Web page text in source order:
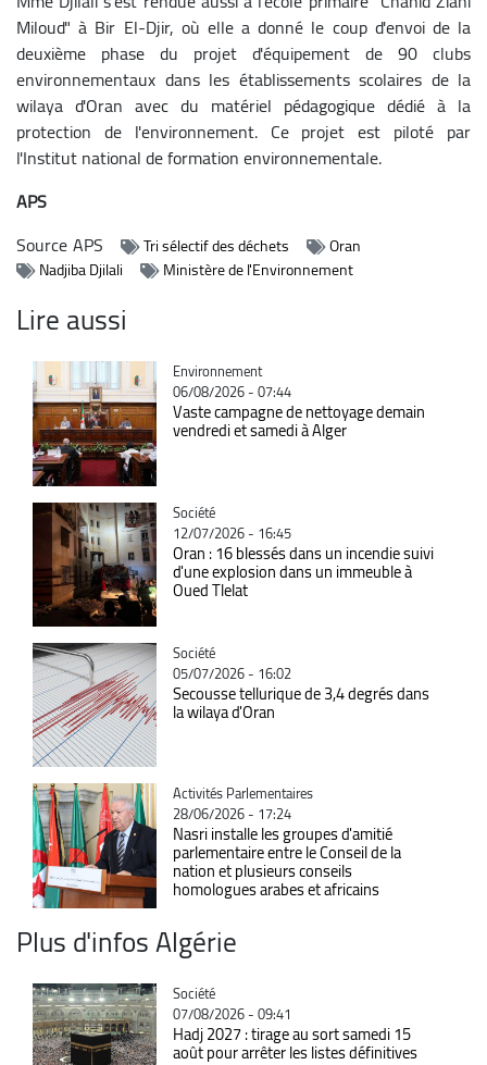
Miloud" à Bir El-Djir, où elle a donné le coup d'envoi de la
deuxième phase du projet d'équipement de 90 clubs
environnementaux dans les établissements scolaires de la
wilaya d'Oran avec du matériel pédagogique dédié à la
protection de l'environnement. Ce projet est piloté par
l'Institut national de formation environnementale.
APS
SourceAPS Tri sélectif des déchets
Oran
Nadjiba Djilali
Ministère de l'Environnement
Lire aussi
Catégorie
Environnement
06/08/2026 - 07:44
Vaste campagne de nettoyage demain
vendredi et samedi à Alger
Catégorie
Société
12/07/2026 - 16:45
Oran : 16 blessés dans un incendie suivi
d'une explosion dans un immeuble à
Oued Tlelat
Catégorie
Société
05/07/2026 - 16:02
Secousse tellurique de 3,4 degrés dans
la wilaya d'Oran
Catégorie
Activités Parlementaires
28/06/2026 - 17:24
Nasri installe les groupes d'amitié
parlementaire entre le Conseil de la
nation et plusieurs conseils
homologues arabes et africains
Plus d'infos Algérie
Catégorie
Société
07/08/2026 - 09:41
Hadj 2027 : tirage au sort samedi 15
août pour arrêter les listes définitives